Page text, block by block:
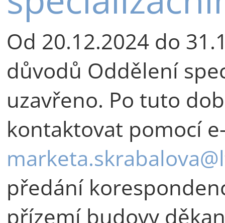
Od 20.12.2024 do
důvodů Oddělení
uzavřeno. Po tuto
kontaktovat pomocí
předání
přízemí budovy